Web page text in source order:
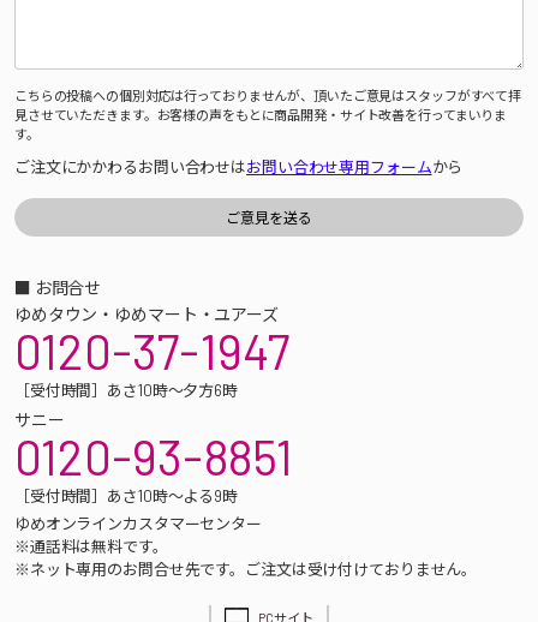
こちらの投稿への個別対応は行っておりませんが、頂いたご意見はスタッフがすべて拝
見させていただきます。お客様の声をもとに商品開発・サイト改善を行ってまいりま
す。
ご注文にかかわるお問い合わせはお問い合わせ専用フォームから
■ お問合せ
ゆめタウン・ゆめマート・ユアーズ
0120-37-1947
［受付時間］あさ10時～夕方6時
サニー
0120-93-8851
［受付時間］あさ10時～よる9時
ゆめオンラインカスタマーセンター
※通話料は無料です。
※ネット専用のお問合せ先です。ご注文は受け付けておりません。
PCサイト